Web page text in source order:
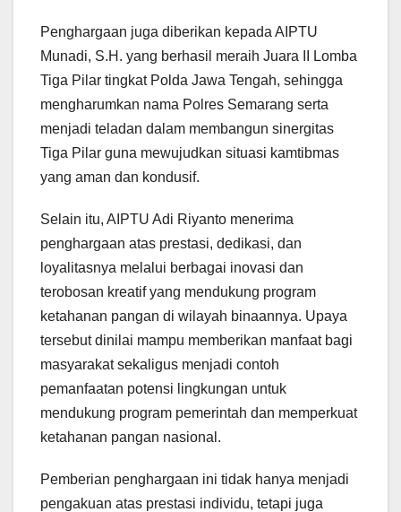
Penghargaan juga diberikan kepada AIPTU
Munadi, S.H. yang berhasil meraih Juara II Lomba
Tiga Pilar tingkat Polda Jawa Tengah, sehingga
mengharumkan nama Polres Semarang serta
menjadi teladan dalam membangun sinergitas
Tiga Pilar guna mewujudkan situasi kamtibmas
yang aman dan kondusif.
Selain itu, AIPTU Adi Riyanto menerima
penghargaan atas prestasi, dedikasi, dan
loyalitasnya melalui berbagai inovasi dan
terobosan kreatif yang mendukung program
ketahanan pangan di wilayah binaannya. Upaya
tersebut dinilai mampu memberikan manfaat bagi
masyarakat sekaligus menjadi contoh
pemanfaatan potensi lingkungan untuk
mendukung program pemerintah dan memperkuat
ketahanan pangan nasional.
Pemberian penghargaan ini tidak hanya menjadi
pengakuan atas prestasi individu, tetapi juga